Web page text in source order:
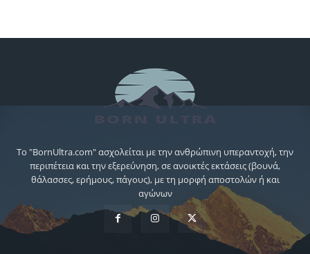
Το "BornUltra.com" ασχολείται με την ανθρώπινη υπεραντοχή, την
περιπέτεια και την εξερεύνηση, σε ανοικτές εκτάσεις (βουνά,
θάλασσες, ερήμους, πάγους), με τη μορφή αποστολών ή και
αγώνων